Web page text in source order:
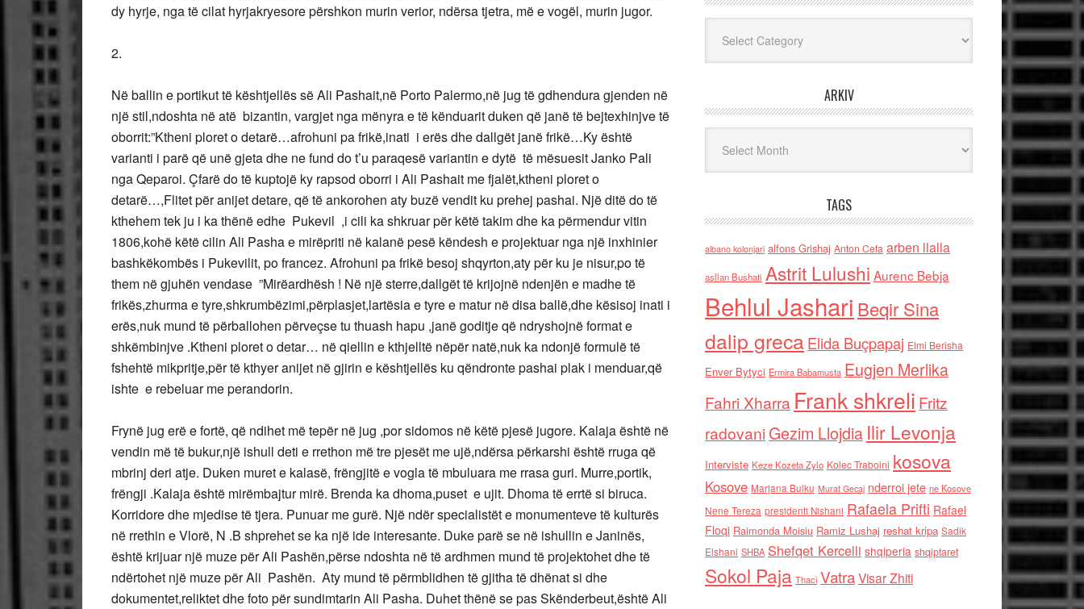
dy hyrje, nga të cilat hyrjakryesore përshkon murin verior, ndërsa tjetra, më e vogël, murin jugor.
2.
Në ballin e portikut të kështjellës së Ali Pashait,në Porto Palermo,në jug të gdhendura gjenden në
një stil,ndoshta në atë bizantin, vargjet nga mënyra e të kënduarit duken që janë të bejtexhinjve të
oborrit:”Ktheni ploret o detarë…afrohuni pa frikë,inati i erës dhe dallgët janë frikë…Ky është
varianti i parë që unë gjeta dhe ne fund do t’u paraqesë variantin e dytë të mësuesit Janko Pali
nga Qeparoi. Çfarë do të kuptojë ky rapsod oborri i Ali Pashait me fjalët,ktheni ploret o
detarë…,Flitet për anijet detare, që të ankorohen aty buzë vendit ku prehej pashai. Një ditë do të
kthehem tek ju i ka thënë edhe Pukevil ,i cili ka shkruar për këtë takim dhe ka përmendur vitin
1806,kohë këtë cilin Ali Pasha e mirëpriti në kalanë pesë këndesh e projektuar nga një inxhinier
bashkëkombës i Pukevilit, po francez. Afrohuni pa frikë besoj shqyrton,aty për ku je nisur,po të
them në gjuhën vendase ”Mirëardhësh ! Në një sterre,dallgët të krijojnë ndenjën e madhe të
frikës,zhurma e tyre,shkrumbëzimi,përplasjet,lartësia e tyre e matur në disa ballë,dhe kësisoj inati i
erës,nuk mund të përballohen përveçse tu thuash hapu ,janë goditje që ndryshojnë format e
shkëmbinjve .Ktheni ploret o detar… në qiellin e kthjelltë nëpër natë,nuk ka ndonjë formulë të
fshehtë mikpritje,për të kthyer anijet në gjirin e kështjellës ku qëndronte pashai plak i menduar,që
ishte e rebeluar me perandorin.
Frynë jug erë e fortë, që ndihet më tepër në jug ,por sidomos në këtë pjesë jugore. Kalaja është në
vendin më të bukur,një ishull deti e rrethon më tre pjesët me ujë,ndërsa përkarshi është rruga që
mbrinj deri atje. Duken muret e kalasë, frëngjitë e vogla të mbuluara me rrasa guri. Murre,portik,
frëngji .Kalaja është mirëmbajtur mirë. Brenda ka dhoma,puset e ujit. Dhoma të errtë si biruca.
Korridore dhe mjedise të tjera. Punuar me gurë. Një ndër specialistët e monumenteve të kulturës
në rrethin e Vlorë, N .B shprehet se ka një ide interesante. Duke parë se në ishullin e Janinës,
është krijuar një muze për Ali Pashën,përse ndoshta në të ardhmen mund të projektohet dhe të
ndërtohet një muze për Ali Pashën. Aty mund të përmblidhen të gjitha të dhënat si dhe
dokumentet,reliktet dhe foto për sundimtarin Ali Pasha. Duhet thënë se pas Skënderbeut,është Ali
ARKIV
TAGS
albano kolonjari alfons Grishaj Anton Cefa arben llalla
asllan Bushati Astrit Lulushi Aurenc Bebja
Behlul Jashari Beqir Sina
dalip grecaElida Buçpapaj Elmi Berisha
Enver Bytyci Ermira Babamusta Eugjen Merlika
Fahri Xharra Frank shkreli Fritz
radovaniGezim Llojdia Ilir Levonja
Interviste Keze Kozeta Zylo Kolec Traboini kosova
Kosove Marjana Bulku Murat Gecaj nderroi jete ne Kosove
Nene Tereza presidenti Nishani Rafaela Prifti Rafael
Floqi Raimonda Moisiu Ramiz Lushaj reshat kripa Sadik
Elshani SHBA Shefqet Kercelli shqiperia shqiptaret
Sokol Paja Thaci VatraVisar Zhiti